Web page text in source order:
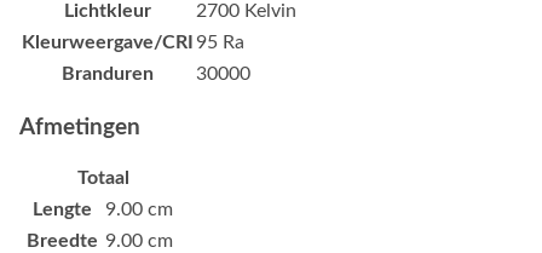
Lichtkleur
2700 Kelvin
Kleurweergave/CRI 95 Ra
Branduren
30000
Afmetingen
Totaal
Lengte
9.00 cm
Breedte 9.00 cm